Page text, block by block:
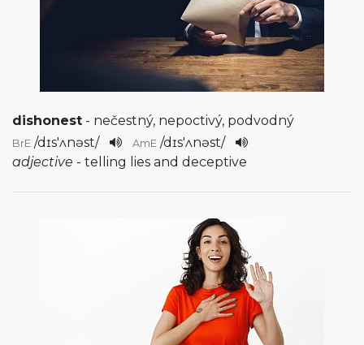
dishonest - nečestný, nepoctivý, podvodný
BrE /dɪs'ʌnəst/ AmE /dɪs'ʌnəst/
adjective - telling lies and deceptive